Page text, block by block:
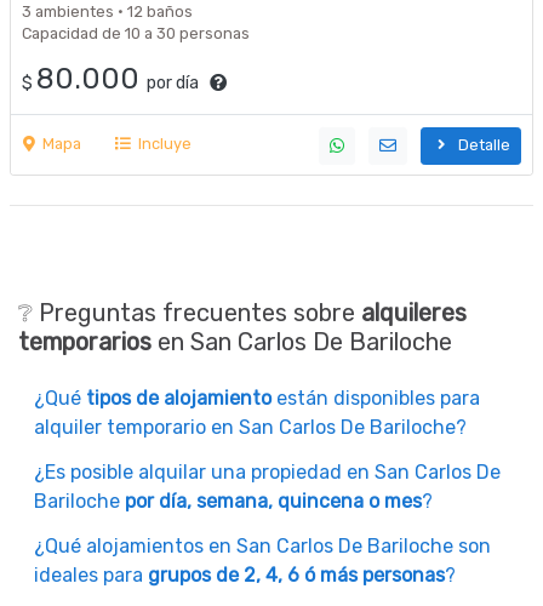
3 ambientes · 12 baños
Capacidad de 10 a 30 personas
$ 80.000 por día
Mapa Incluye Detalle
❔ Preguntas frecuentes sobre alquileres
temporarios en San Carlos De Bariloche
¿Qué tipos de alojamientoestán disponibles para
alquiler temporario en San Carlos De Bariloche?
¿Es posible alquilar una propiedad en San Carlos De
Bariloche por día, semana, quincena o mes?
¿Qué alojamientos en San Carlos De Bariloche son
ideales para grupos de 2, 4, 6 ó más personas?